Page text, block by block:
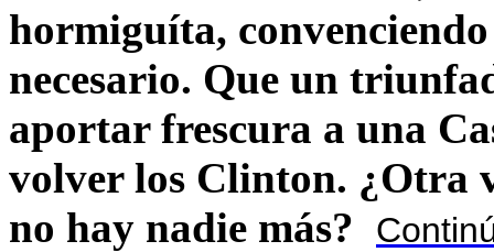
hormiguíta,
necesario. Que un
aportar frescura a una
volver los Clinton. ¿Otra
no hay nadie más?